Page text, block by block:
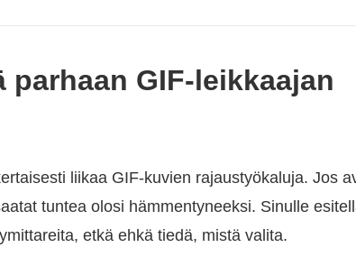
parhaan GIF-leikkaajan
liikaa GIF-kuvien rajaustyökaluja. Jos
tuntea olosi hämmentyneeksi. Sinulle
etkä ehkä tiedä, mistä valita.